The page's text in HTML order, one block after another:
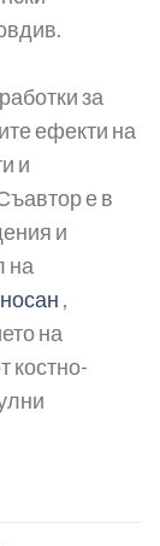
за
ефекти на
и
е в
и
на
,
на
костно-